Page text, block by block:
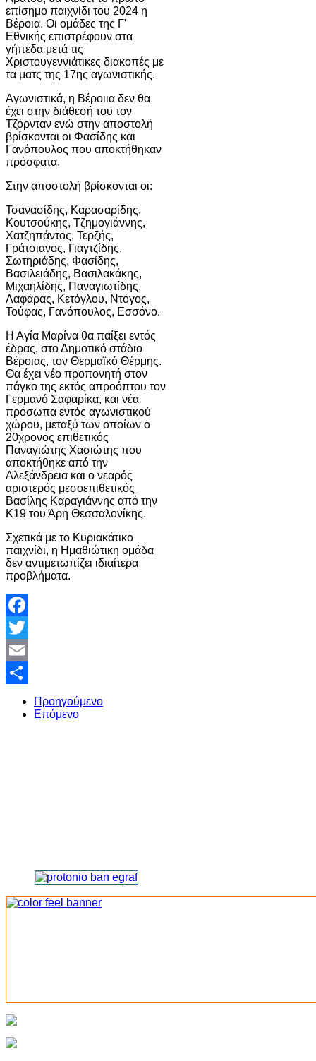
επίσημο παιχνίδι του 2024 η
Βέροια. Οι ομάδες της Γ'
Εθνικής επιστρέφουν στα
γήπεδα μετά τις
Χριστουγεννιάτικες διακοπές με
τα ματς της 17ης αγωνιστικής.
Αγωνιστικά, η Βέροιια δεν θα
έχει στην διάθεσή του τον
Τζόρνταν ενώ στην αποστολή
βρίσκονται οι Φασίδης και
Γανόπουλος που αποκτήθηκαν
πρόσφατα.
Στην αποστολή βρίσκονται οι:
Τσανασίδης, Καρασαρίδης,
Κουτσούκης, Τζημογιάννης,
Χατζηπάντος, Τερζής,
Γράτσιανος, Γιαγτζίδης,
Σωτηριάδης, Φασίδης,
Βασιλειάδης, Βασιλακάκης,
Μιχαηλίδης, Παναγιωτίδης,
Λαφάρας, Κετόγλου, Ντόγος,
Τούφας, Γανόπουλος, Εσσόνο.
Η Αγία Μαρίνα θα παίξει εντός
έδρας, στο Δημοτικό στάδιο
Βέροιας, τον Θερμαϊκό Θέρμης.
Θα έχει νέο προπονητή στον
πάγκο της εκτός απροόπτου τον
Γερμανό Σαφαρίκα, και νέα
πρόσωπα εντός αγωνιστικού
χώρου, μεταξύ των οποίων ο
20χρονος επιθετικός
Παναγιώτης Χασιώτης που
αποκτήθηκε από την
Αλεξάνδρεια και ο νεαρός
αριστερός μεσοεπιθετικός
Βασίλης Καραγιάννης από την
Κ19 του Άρη Θεσσαλονίκης.
Σχετικά με το Κυριακάτικο
παιχνίδι, η Ημαθιώτικη ομάδα
δεν αντιμετωπίζει ιδιαίτερα
προβλήματα.
Facebook
Twitter
Email
Share
Προηγούμενο
Επόμενο